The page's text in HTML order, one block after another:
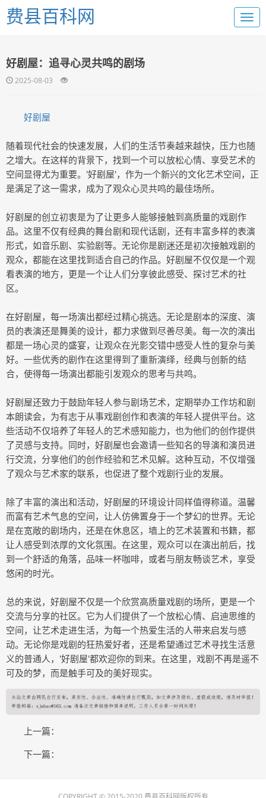
费县百科网
好剧屋：追寻心灵共鸣的剧场
2025-08-03
好剧屋
随着现代社会的快速发展，人们的生活节奏越来越快，压力也随
之增大。在这样的背景下，找到一个可以放松心情、享受艺术的
空间显得尤为重要。'好剧屋'，作为一个新兴的文化艺术空间，正
是满足了这一需求，成为了观众心灵共鸣的最佳场所。
好剧屋的创立初衷是为了让更多人能够接触到高质量的戏剧作
品。这里不仅有经典的舞台剧和现代话剧，还有丰富多样的表演
形式，如音乐剧、实验剧等。无论你是剧迷还是初次接触戏剧的
观众，都能在这里找到适合自己的作品。好剧屋不仅仅是一个观
看表演的地方，更是一个让人们分享彼此感受、探讨艺术的社
区。
在好剧屋，每一场演出都经过精心挑选。无论是剧本的深度、演
员的表演还是舞美的设计，都力求做到尽善尽美。每一次的演出
都是一场心灵的盛宴，让观众在光影交错中感受人性的复杂与美
好。一些优秀的剧作在这里得到了重新演绎，经典与创新的结
合，使得每一场演出都能引发观众的思考与共鸣。
好剧屋还致力于鼓励年轻人参与剧场艺术，定期举办工作坊和剧
本朗读会，为有志于从事戏剧创作和表演的年轻人提供平台。这
些活动不仅培养了年轻人的艺术感知能力，也为他们的创作提供
了灵感与支持。同时，好剧屋也会邀请一些知名的导演和演员进
行交流，分享他们的创作经验和艺术见解。这种互动，不仅增强
了观众与艺术家的联系，也促进了整个戏剧行业的发展。
除了丰富的演出和活动，好剧屋的环境设计同样值得称道。温馨
而富有艺术气息的空间，让人仿佛置身于一个梦幻的世界。无论
是在宽敞的剧场内，还是在休息区，墙上的艺术装置和书籍，都
让人感受到浓厚的文化氛围。在这里，观众可以在演出前后，找
到一个舒适的角落，品味一杯咖啡，或者与朋友畅谈艺术，享受
悠闲的时光。
总的来说，好剧屋不仅是一个欣赏高质量戏剧的场所，更是一个
交流与分享的社区。它为人们提供了一个放松心情、启迪思维的
空间，让艺术走进生活，为每一个热爱生活的人带来启发与感
动。无论你是戏剧的狂热爱好者，还是希望通过艺术寻找生活意
义的普通人，'好剧屋'都欢迎你的到来。在这里，戏剧不再是遥不
可及的梦，而是触手可及的美好现实。
上一篇：
下一篇：